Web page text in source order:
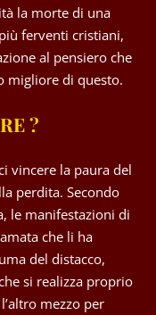
la morte di una
ferventi cristiani,
al pensiero che
migliore di questo.
?
vincere la paura del
perdita. Secondo
le manifestazioni di
che li ha
del distacco,
si realizza proprio
mezzo per